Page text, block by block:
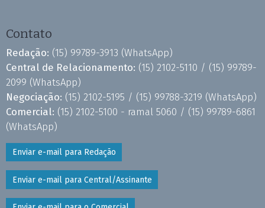
Contato
Redação: (15) 99789-3913 (WhatsApp)
Central de Relacionamento: (15) 2102-5110 / (15) 99789-
2099 (WhatsApp)
Negociação: (15) 2102-5195 / (15) 99788-3219 (WhatsApp)
Comercial: (15) 2102-5100 - ramal 5060 / (15) 99789-6861
(WhatsApp)
Enviar e-mail para Redação
Enviar e-mail para Central/Assinante